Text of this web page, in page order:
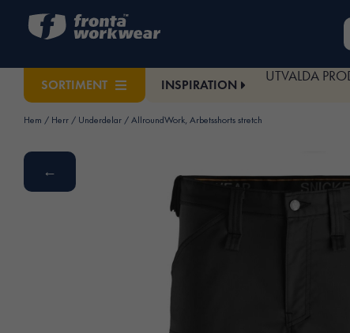
SORTIMENT INSPIRATION
UTVALDA
Hem / Herr / Underdelar / AllroundWork, Arbetsshorts stretch
←